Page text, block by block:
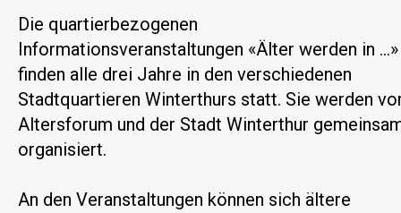
Die quartierbezogenen
Informationsveranstaltungen «Älter werden in ...»
finden alle drei Jahre in den verschiedenen
Stadtquartieren Winterthurs statt. Sie werden
Altersforum und der Stadt Winterthur
organisiert.
An den Veranstaltungen können sich ältere